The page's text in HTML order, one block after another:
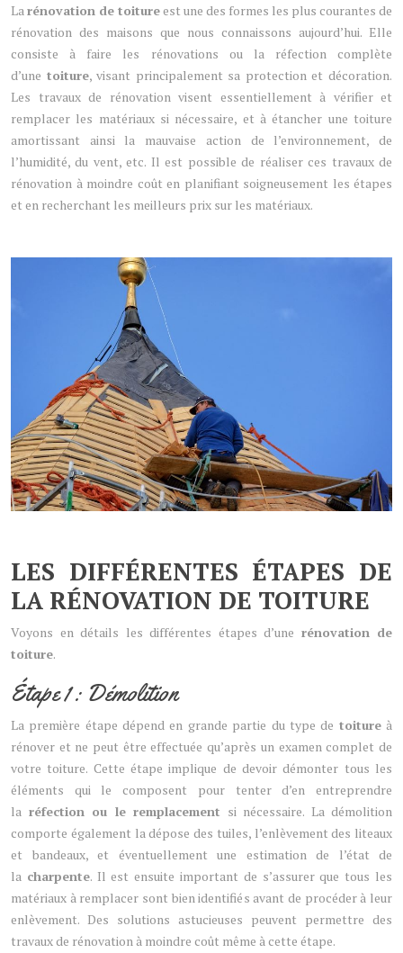
Larénovation de toitureest une des formes les plus courantes de
rénovation des maisons que nous connaissons aujourd’hui. Elle
consiste à faire les rénovations ou la réfection complète
d’une toiture, visant principalement sa protection et décoration.
Les travaux de rénovation visent essentiellement à vérifier et
remplacer les matériaux si nécessaire, et à étancher une toiture
amortissant ainsi la mauvaise action de l’environnement, de
l’humidité, du vent, etc. Il est possible de réaliser ces travaux de
rénovation à moindre coût en planifiant soigneusement les étapes
et en recherchant les meilleurs prix sur les matériaux.
LES DIFFÉRENTES ÉTAPES DE
LA RÉNOVATION DE TOITURE
Voyons en détails les différentes étapes d’une rénovation de
toiture.
Étape 1 : Démolition
La première étape dépend en grande partie du type de toitureà
rénover et ne peut être effectuée qu’après un examen complet de
votre toiture. Cette étape implique de devoir démonter tous les
éléments qui le composent pour tenter d’en entreprendre
la réfection ou le remplacement si nécessaire. La démolition
comporte également la dépose des tuiles, l’enlèvement des liteaux
et bandeaux, et éventuellement une estimation de l’état de
la charpente. Il est ensuite important de s’assurer que tous les
matériaux à remplacer sont bien identifiés avant de procéder à leur
enlèvement. Des solutions astucieuses peuvent permettre des
travaux de rénovation à moindre coût même à cette étape.